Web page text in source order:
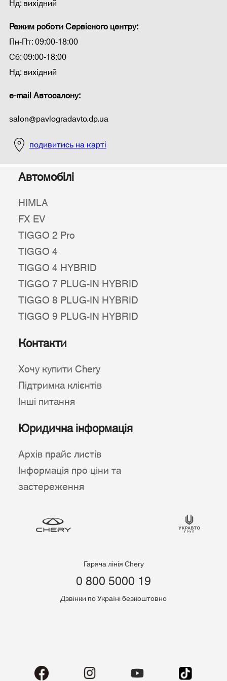
Нд: вихідний
Режим роботи Сервісного центру:
Пн-Пт: 09:00-18:00
Сб: 09:00-18:00
Нд: вихідний
e-mail Автосалону:
salon@pavlogradavto.dp.ua
подивитись на карті
Автомобілі
HIMLA
FX EV
TIGGO 2 Pro
TIGGO 4
TIGGO 4 HYBRID
TIGGO 7 PLUG-IN HYBRID
TIGGO 8 PLUG-IN HYBRID
TIGGO 9 PLUG-IN HYBRID
Контакти
Хочу купити Chery
Підтримка клієнтів
Інші питання
Юридична інформація
Архів прайс листів
Інформація про ціни та
застереження
Гаряча лінія Chery
0 800 5000 19
Дзвінки по Україні безкоштовно